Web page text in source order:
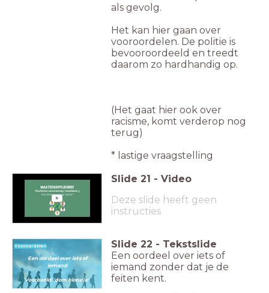
als gevolg.
Het kan hier gaan over
vooroordelen. De politie is
bevooroordeeld en treedt
daarom zo hardhandig op.
(Het gaat hier ook over
racisme, komt verderop nog
terug)
* lastige vraagstelling
Slide 21 - Video
Deze slide heeft geen
instructies
Vooroordelen
Een oordeel over iets of
iemand
Voorbeeld: 'dom blondje'
Slide 22 - Tekstslide
Een oordeel over iets of
iemand zonder dat je de
feiten kent.